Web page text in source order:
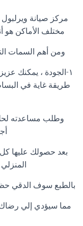
مركز صيانة
مختلف الأماكن هو
ومن أهم السمات
١-الجودة ، يمكنك
طريقة غاية في
وطلب مساعدته
بعد حصولك عليها كل
بالطبع سوف الدقي حظ
مما سيؤدي إلي